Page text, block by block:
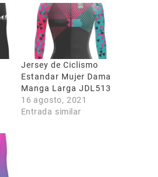
Jersey de Ciclismo
Estandar Mujer Dama
Manga Larga JDL513
16 agosto, 2021
Entrada similar